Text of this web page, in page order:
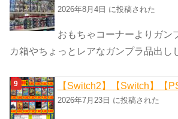
2026年8月4日 に投稿された
おもちゃコーナーよりガン
カ箱やちょっとレアなガンプラ品出し
【Switch2】【Switch】【
2026年7月23日 に投稿された